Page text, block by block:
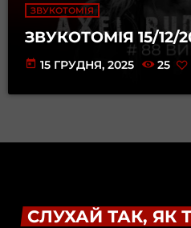
ЗВУКОТОМІЯ
ЗВУКОТОМІЯ 15/12/
today 15 ГРУДНЯ, 2025 25
СЛУХАЙ ТАК, ЯК